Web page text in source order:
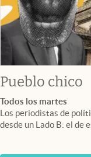
Pueblo chico
Todos los martes
Los periodistas de
desde un Lado B: el de